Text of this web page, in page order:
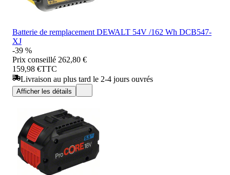
Batterie de remplacement DEWALT 54V /162 Wh DCB547-
XJ
-39 %
Prix conseillé 262,80 €
159,98 €TTC
Livraison au plus tard le 2-4 jours ouvrés
Afficher les détails